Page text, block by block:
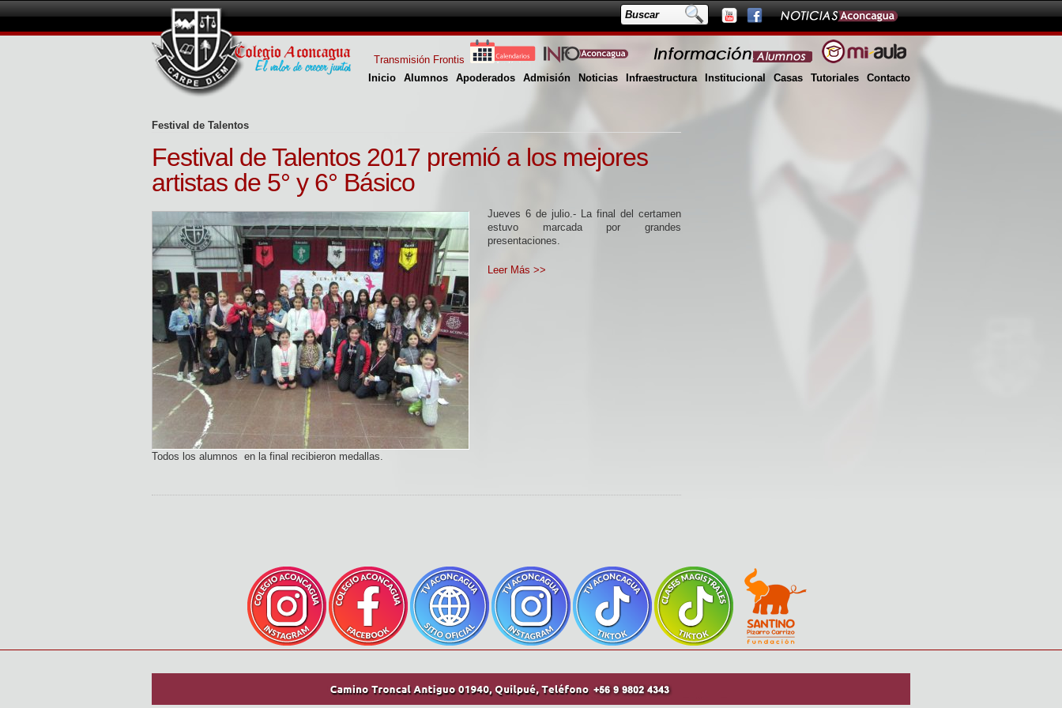
Inicio Alumnos Apoderados Admisión Noticias Infraestructura Institucional Casas Tutoriales Contacto
Transmisión Frontis
Festival de Talentos
Festival de Talentos 2017 premió a los mejores
artistas de 5° y 6° Básico
Todos los alumnos en la final recibieron medallas.
Jueves 6 de julio.- La final del certamen
estuvo marcada por grandes
presentaciones.
Leer Más >>